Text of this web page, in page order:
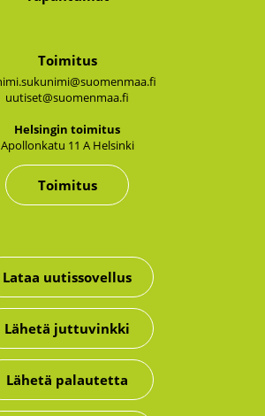
Toimitus
uutiset@suomenmaa.fi
Hel­sin­gin toi­mi­tus
Apol­lon­ka­tu 11 A Hel­sin­ki
Toimitus
Lataa uutissovellus
Lähetä juttuvinkki
Lähetä palautetta